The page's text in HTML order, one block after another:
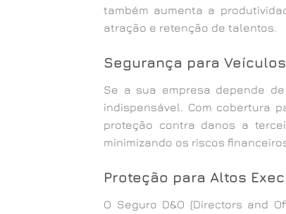
também aumenta a
atração e retenção de talentos.
Segurança para
Se a sua empresa depende
indispensável. Com cobertura
proteção contra danos a
minimizando os riscos
Proteção para Altos
O Seguro D&O (Directors and